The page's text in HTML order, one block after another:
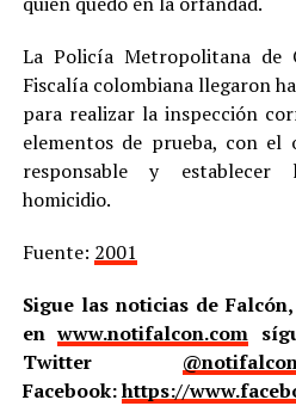
La Policía Metropolitana
Fiscalía colombiana llegaron
para realizar la inspección
elementos de prueba, con
responsable y establecer
homicidio.
Fuente: 2001
Sigue las noticias de
enwww.notifalcon.com
Twitter
Facebook:https://